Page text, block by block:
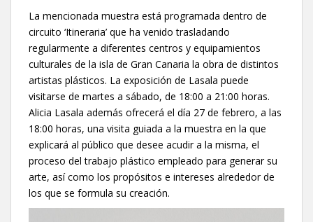
La mencionada muestra está programada dentro de
circuito ‘Itineraria’ que ha venido trasladando
regularmente a diferentes centros y equipamientos
culturales de la isla de Gran Canaria la obra de distintos
artistas plásticos. La exposición de Lasala puede
visitarse de martes a sábado, de 18:00 a 21:00 horas.
Alicia Lasala además ofrecerá el día 27 de febrero, a las
18:00 horas, una visita guiada a la muestra en la que
explicará al público que desee acudir a la misma, el
proceso del trabajo plástico empleado para generar su
arte, así como los propósitos e intereses alrededor de
los que se formula su creación.